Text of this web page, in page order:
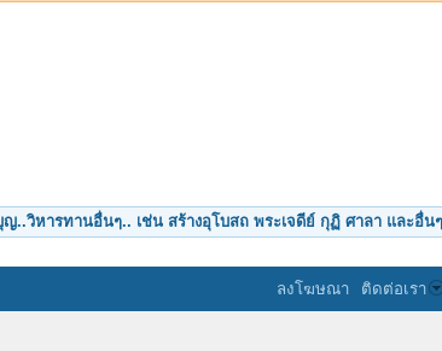
..วิหารทานอื่นๆ.. เช่น สร้างอุโบสถ พระเจดีย์ กุฏิ ศาลา และอื่นๆ
ลงโฆษณา ติดต่อเรา